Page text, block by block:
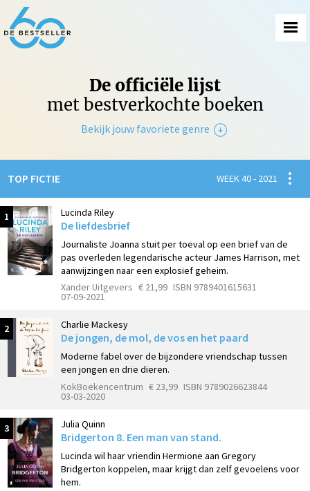
De officiële lijst
met bestverkochte boeken
Bekijk jouw favoriete genre
Fictie
TOP FICTIE WEEK 40 - 2021
1 Lucinda Riley
De liefdesbrief
Journaliste Joanna stuit per toeval op een brief van de
pas overleden legendarische acteur James Harrison, met
aanwijzingen naar een explosief geheim.
Xander Uitgevers € 21,99 ISBN 9789401615631
07-09-2021
2 Charlie Mackesy
De jongen, de mol, de vos en het paard
Moderne fabel over de bijzondere vriendschap tussen
een jongen en drie dieren.
KokBoekencentrum € 23,99 ISBN 9789026623844
03-03-2020
3 Julia Quinn
Bridgerton 8. Een man van stand.
Lucinda wil haar vriendin Hermione aan Gregory
Bridgerton koppelen, maar krijgt dan zelf gevoelens voor
hem.